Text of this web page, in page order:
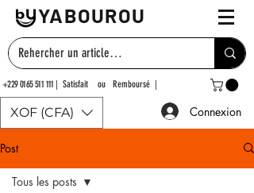
YABOUROU
+229 0165 511 111 | Satisfait ou Remboursé |
XOF (CFA) Connexion
Post
Tous les posts